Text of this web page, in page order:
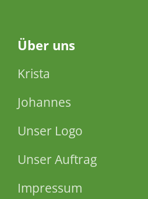
Über uns
Krista
Johannes
Unser Logo
Unser Auftrag
Impressum